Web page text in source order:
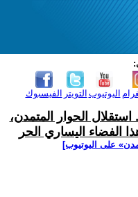
الفيسبوك التويتر اليوتيوب
الحوار المتمدن،
الفضاء اليساري الحر
على اليوتيوب]